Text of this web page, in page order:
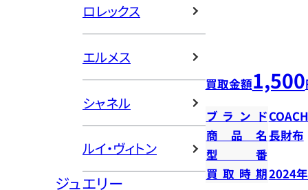
ロレックス
エルメス
シャネル
ルイ・ヴィトン
ジュエリー
買取金額1,500
ブランドCOACH
商品名長財布
型番
買取時期2024